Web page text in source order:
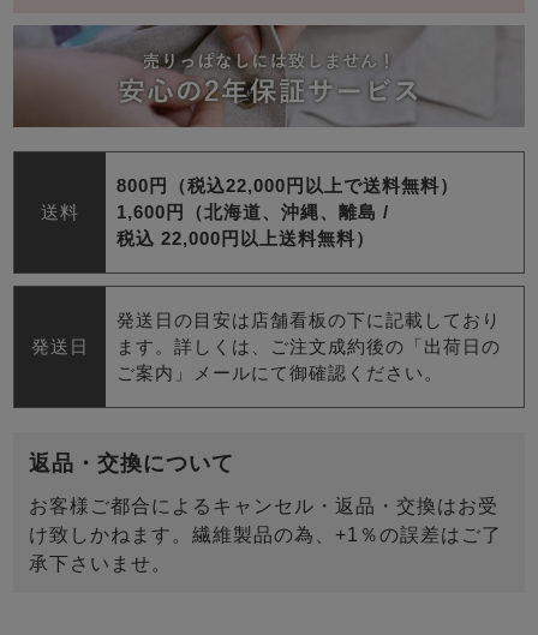
送料
800円（税込22,000円以上で送料無料）
1,600円（北海道、沖縄、離島 /
税込 22,000円以上送料無料）
発送日
発送日の目安は店舗看板の下に記載しており
ます。詳しくは、ご注文成約後の「出荷日の
ご案内」メールにて御確認ください。
返品・交換について
お客様ご都合によるキャンセル・返品・交換はお受
け致しかねます。繊維製品の為、+1％の誤差はご了
承下さいませ。